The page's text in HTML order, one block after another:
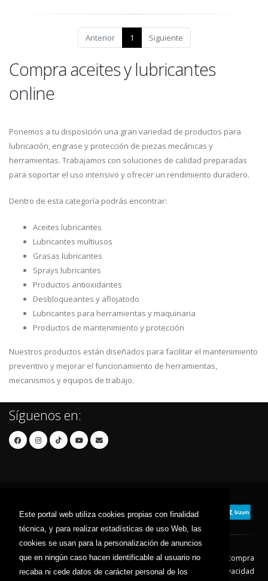
Este portal web utiliza cookies propias con finalidad
técnica, y para realizar estadísticas de uso Web, las
cookies se usan para la personalización de anuncios
que en ningún caso hacen identificable al usuario no
recaba ni cede datos de carácter personal de los
Anterior 1 Siguiente
Compra aceites y lubricantes
online
Ponemos a tu disposición una gran variedad de productos para
lubricación, engrase y protección de piezas mecánicas y
herramientas. Trabajamos con soluciones de calidad preparadas
para soportar el uso intensivo y ofrecer un rendimiento duradero.
Dentro de esta categoría podrás encontrar:
Aceites lubricantes
Lubricantes multiusos
Grasas lubricantes
Sprays lubricantes
Productos antioxidantes
Desbloqueantes y aflojatodo
Lubricantes para herramientas y maquinaria
Productos de mantenimiento y protección
Nuestros productos están diseñados para facilitar el mantenimiento
preventivo y mejorar el funcionamiento de herramientas,
mecanismos y equipos de trabajo.
Síguenos en:
Contacto Aviso Legal
Condiciones de compra
Política de envíos
Política de devolución
Política de Privacidad